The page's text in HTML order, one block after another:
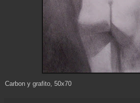
Carbon y grafito, 50x70